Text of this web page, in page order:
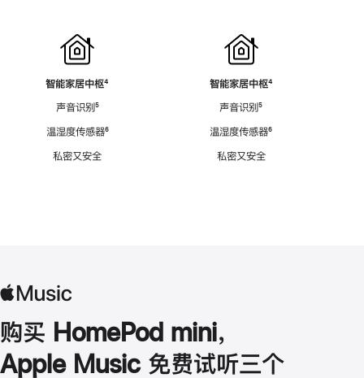
智能家居中枢脚
⁴
声音识别脚
⁵
温湿度传感器脚
⁶
私密又安全
智能家居中枢脚
⁴
声音识别脚
⁵
温湿度传感器脚
⁶
私密又安全
购买 HomePod mini，
Apple Music 免费试听三个